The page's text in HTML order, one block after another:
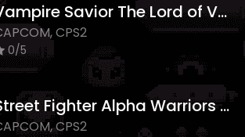
Vampire Savior The Lord of Vampire
CPS2
0/5
Street Fighter Alpha Warriors Dreams
CPS2